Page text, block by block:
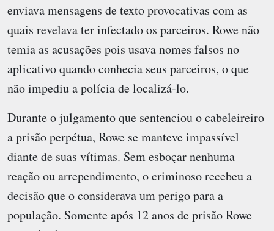
enviava mensagens de texto provocativas com as
quais revelava ter infectado os parceiros. Rowe não
temia as acusações pois usava nomes falsos no
aplicativo quando conhecia seus parceiros, o que
não impediu a polícia de localizá-lo.
Durante o julgamento que sentenciou o cabeleireiro
a prisão perpétua, Rowe se manteve impassível
diante de suas vítimas. Sem esboçar nenhuma
reação ou arrependimento, o criminoso recebeu a
decisão que o considerava um perigo para a
população. Somente após 12 anos de prisão Rowe